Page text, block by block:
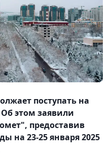
поступать на
этом заявили
предоставив
на 23-25 января 2025